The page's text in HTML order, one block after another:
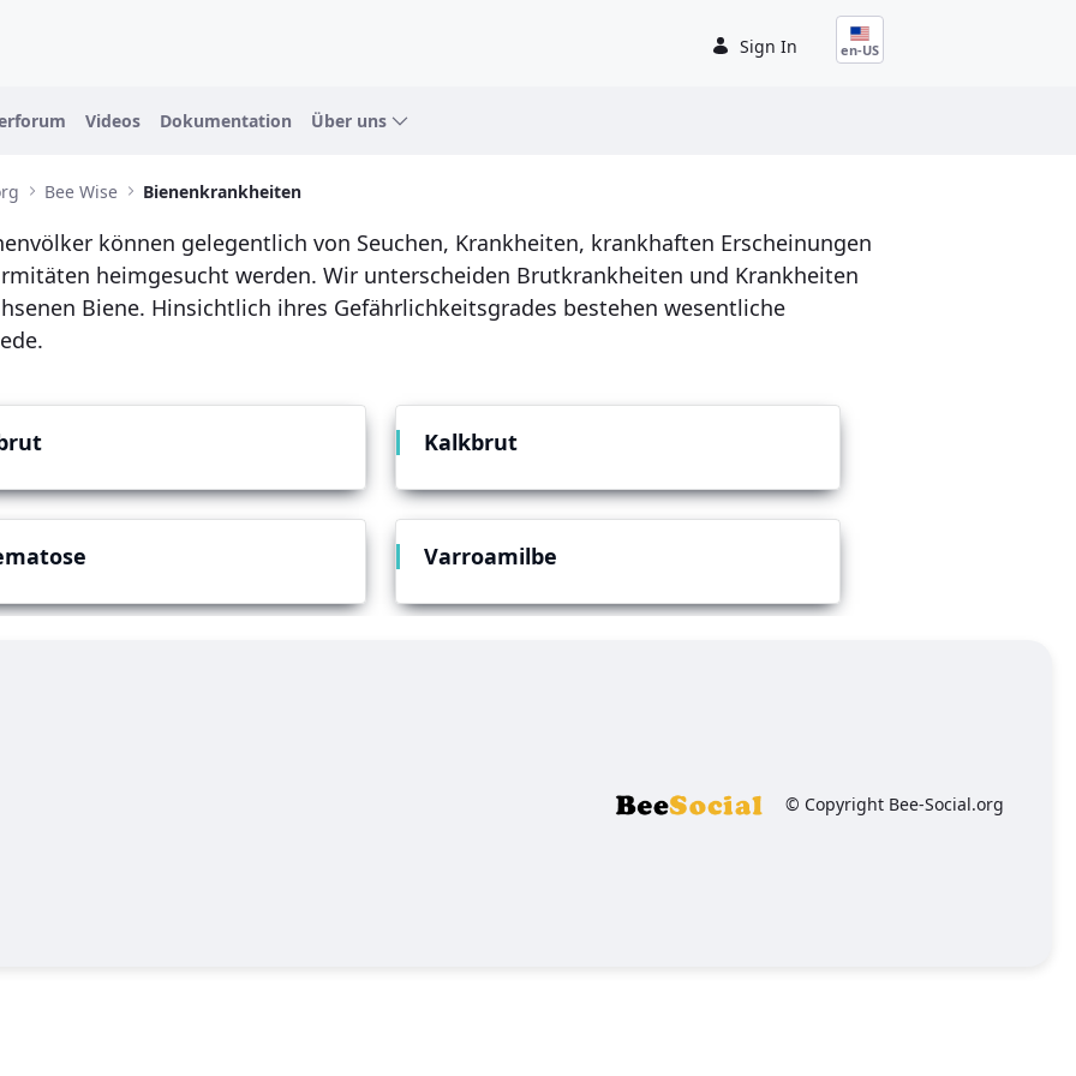
Sign In en-US
Videos Dokumentation Über uns
Bee Wise Bienenkrankheiten
können gelegentlich von Seuchen, Krankheiten, krankhaften Erscheinungen
heimgesucht werden. Wir unterscheiden Brutkrankheiten und Krankheiten
Biene. Hinsichtlich ihres Gefährlichkeitsgrades bestehen wesentliche
Kalkbrut
Varroamilbe
© Copyright Bee-Social.org